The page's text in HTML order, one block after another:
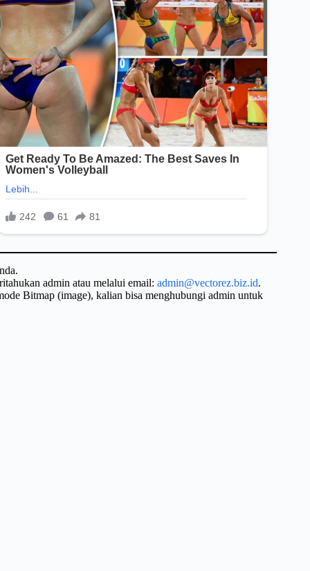
admin atau melalui email: admin@vectorez.biz.id.
Bitmap (image), kalian bisa menghubungi admin untuk